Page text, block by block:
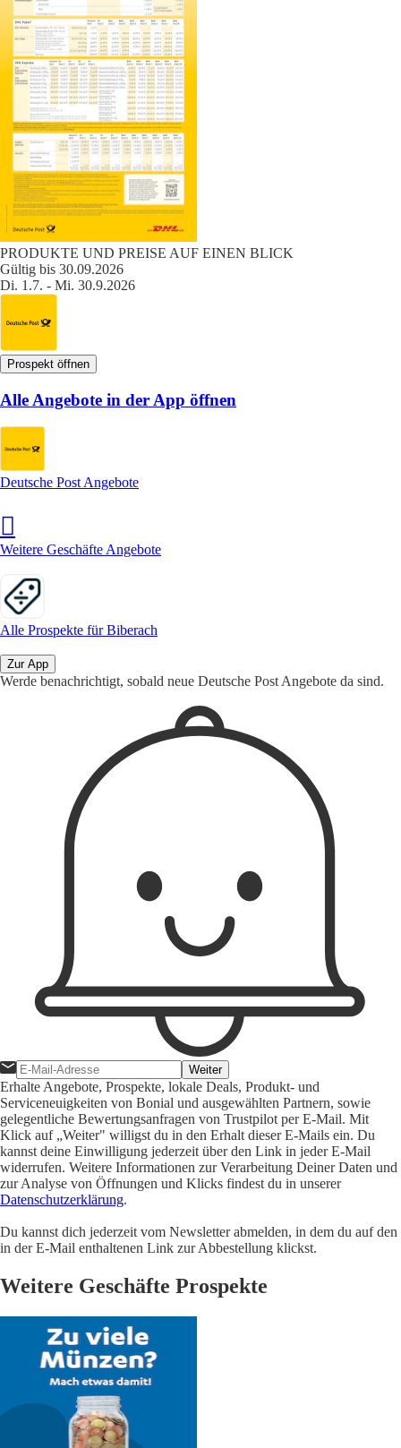
PRODUKTE UND PREISE AUF EINEN BLICK
Gültig bis 30.09.2026
Di. 1.7. - Mi. 30.9.2026
Prospekt öffnen
Alle Angebote in der App öffnen
Deutsche Post Angebote
Weitere Geschäfte Angebote
Alle Prospekte für Biberach
Zur App
Werde benachrichtigt, sobald neue Deutsche Post Angebote da sind.
Weiter
Erhalte Angebote, Prospekte, lokale Deals, Produkt- und
Serviceneuigkeiten von Bonial und ausgewählten Partnern, sowie
gelegentliche Bewertungsanfragen von Trustpilot per E-Mail. Mit
Klick auf „Weiter" willigst du in den Erhalt dieser E-Mails ein. Du
kannst deine Einwilligung jederzeit über den Link in jeder E-Mail
widerrufen. Weitere Informationen zur Verarbeitung Deiner Daten und
zur Analyse von Öffnungen und Klicks findest du in unserer
Datenschutzerklärung.
Du kannst dich jederzeit vom Newsletter abmelden, in dem du auf den
in der E-Mail enthaltenen Link zur Abbestellung klickst.
Weitere Geschäfte Prospekte